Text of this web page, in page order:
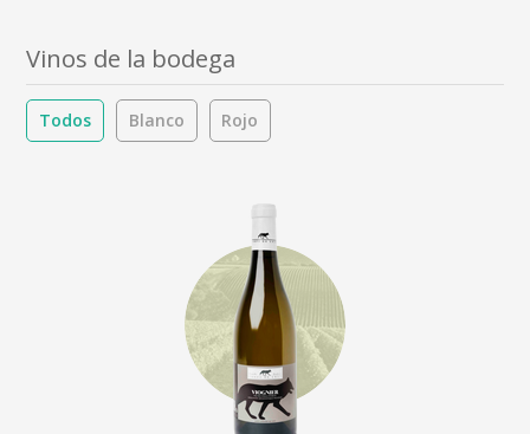
Vinos de la bodega
Todos Blanco Rojo